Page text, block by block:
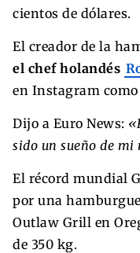
cientos de dólares.
El creador de la
el chef holandés
en Instagram como
Dijo a Euro News:
sido un sueño de
El récord mundial
por una
Outlaw Grill en
de 350 kg.